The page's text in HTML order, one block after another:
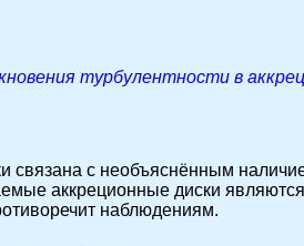
турбулентности в
с необъяснённым
аккреционные диски
наблюдениям.